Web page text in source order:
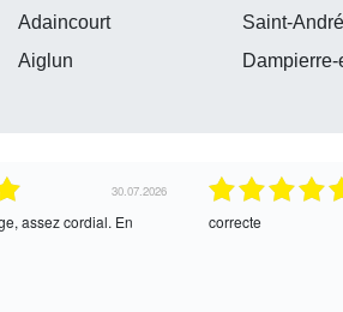
Adaincourt Saint-
Aiglun
30.07.2026
assez cordial. En
correcte